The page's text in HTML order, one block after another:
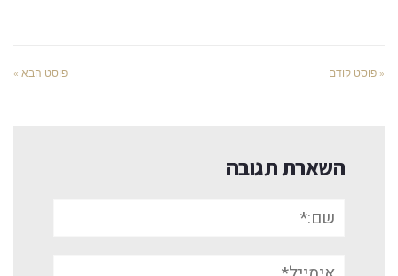
« פוסט קודם פוסט הבא »
השארת תגובה
אימייל*